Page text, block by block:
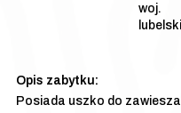
woj.
Posiada uszko do